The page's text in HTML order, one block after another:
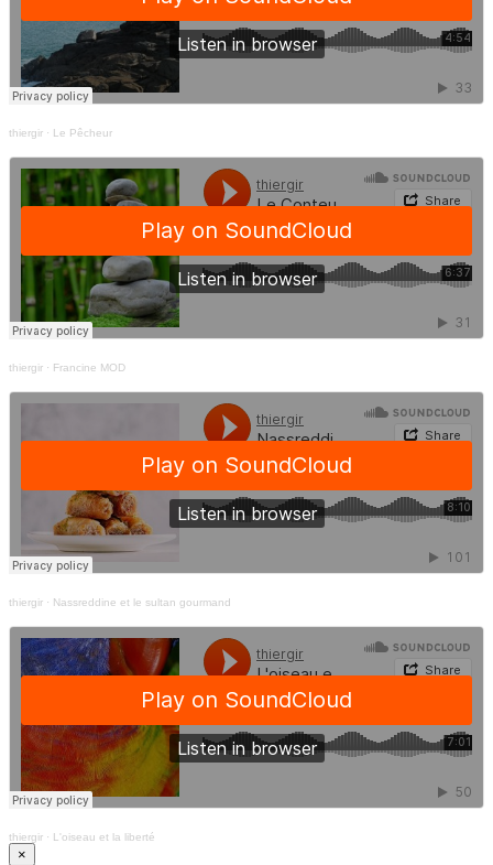
thiergir · Le Pêcheur
thiergir · Francine MOD
thiergir · Nassreddine et le sultan gourmand
thiergir · L'oiseau et la liberté
×